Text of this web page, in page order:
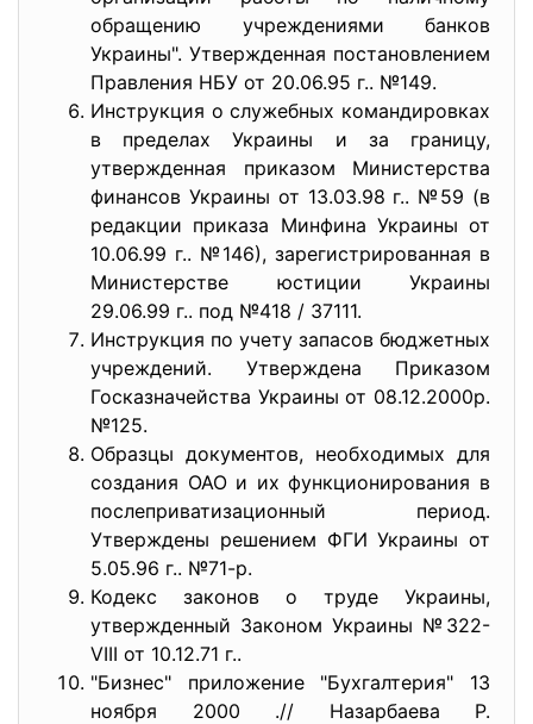
обращению учреждениями банков
Украины". Утвержденная постановлением
Правления НБУ от 20.06.95 г.. №149.
Инструкция о служебных командировках
в пределах Украины и за границу,
утвержденная приказом Министерства
финансов Украины от 13.03.98 г.. №59 (в
редакции приказа Минфина Украины от
10.06.99 г.. №146), зарегистрированная в
Министерстве юстиции Украины
29.06.99 г.. под №418 / 37111.
Инструкция по учету запасов бюджетных
учреждений. Утверждена Приказом
Госказначейства Украины от 08.12.2000р.
№125.
Образцы документов, необходимых для
создания ОАО и их функционирования в
послеприватизационный период.
Утверждены решением ФГИ Украины от
5.05.96 г.. №71-р.
Кодекс законов о труде Украины,
утвержденный Законом Украины №322-
VIII от 10.12.71 г..
"Бизнес" приложение "Бухгалтерия" 13
ноября 2000 .// Назарбаева P.